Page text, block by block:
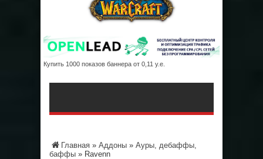
Купить 1000 показов баннера от 0,11 у.е.
Главная » Аддоны » Ауры, дебаффы,
баффы » Ravenn